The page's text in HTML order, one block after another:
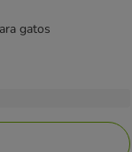
gatos